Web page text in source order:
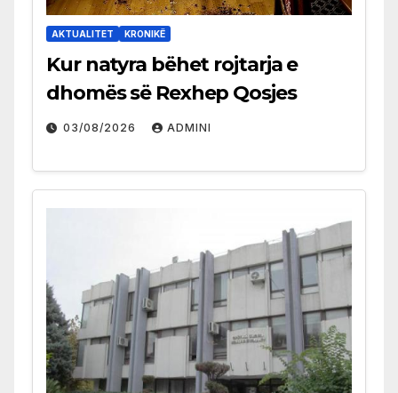
AKTUALITET KRONIKË
Kur natyra bëhet rojtarja e
dhomës së Rexhep Qosjes
03/08/2026 ADMINI